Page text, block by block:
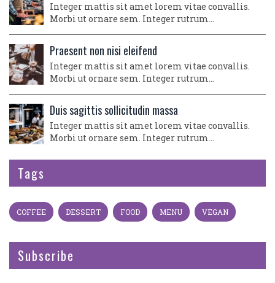
Integer mattis sit amet lorem vitae convallis.
Morbi ut ornare sem. Integer rutrum…
Praesent non nisi eleifend
Integer mattis sit amet lorem vitae convallis.
Morbi ut ornare sem. Integer rutrum…
Duis sagittis sollicitudin massa
Integer mattis sit amet lorem vitae convallis.
Morbi ut ornare sem. Integer rutrum…
Tags
COFFEE DESSERT FOOD MENU VEGAN
Subscribe